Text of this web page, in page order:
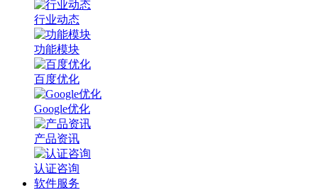
行业动态
功能模块
百度优化
Google优化
产品资讯
认证咨询
软件服务